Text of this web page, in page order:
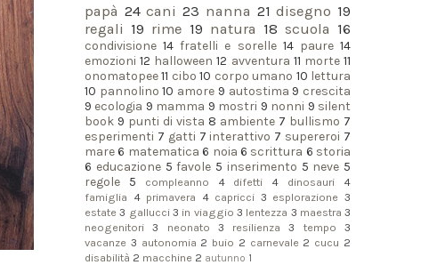
papà 24 cani 23 nanna 21 disegno 19
regali 19 rime 19 natura 18 scuola 16
condivisione 14 fratelli e sorelle 14 paure 14
emozioni 12 halloween 12 avventura 11 morte 11
onomatopee 11 cibo 10 corpo umano 10 lettura
10 pannolino 10 amore 9 autostima 9 crescita
9 ecologia 9 mamma 9 mostri 9 nonni 9 silent
book 9 punti di vista 8 ambiente 7 bullismo 7
esperimenti 7 gatti 7 interattivo 7 supereroi 7
mare6 matematica 6 noia 6 scrittura 6 storia
6 educazione 5 favole 5 inserimento 5 neve 5
regole
5 compleanno 4 difetti 4 dinosauri
4
famiglia 4 primavera 4 capricci 3 esplorazione 3
estate 3 gallucci 3 in viaggio 3 lentezza 3 maestra 3
neogenitori
3 neonato 3 resilienza 3 tempo
3
vacanze 3 autonomia 2 buio 2 carnevale 2 cucu 2
disabilità 2 macchine 2 autunno 1